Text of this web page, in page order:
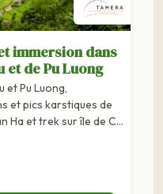
immersion dans
et de Pu Luong
et Pu Luong,
et pics karstiques de
Ha et trek sur île de Cat
des peuples Thai